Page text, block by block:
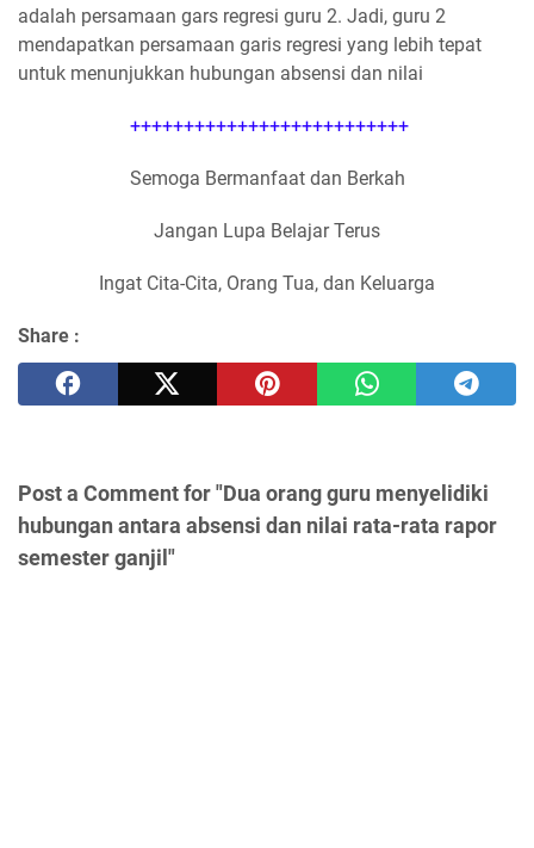
adalah persamaan gars regresi guru 2. Jadi, guru 2
mendapatkan persamaan garis regresi yang lebih tepat
untuk menunjukkan hubungan absensi dan nilai
++++++++++++++++++++++++++
Semoga Bermanfaat dan Berkah
Jangan Lupa Belajar Terus
Ingat Cita-Cita, Orang Tua, dan Keluarga
Share :
Post a Comment for "Dua orang guru menyelidiki
hubungan antara absensi dan nilai rata-rata rapor
semester ganjil"